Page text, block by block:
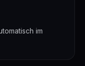
im